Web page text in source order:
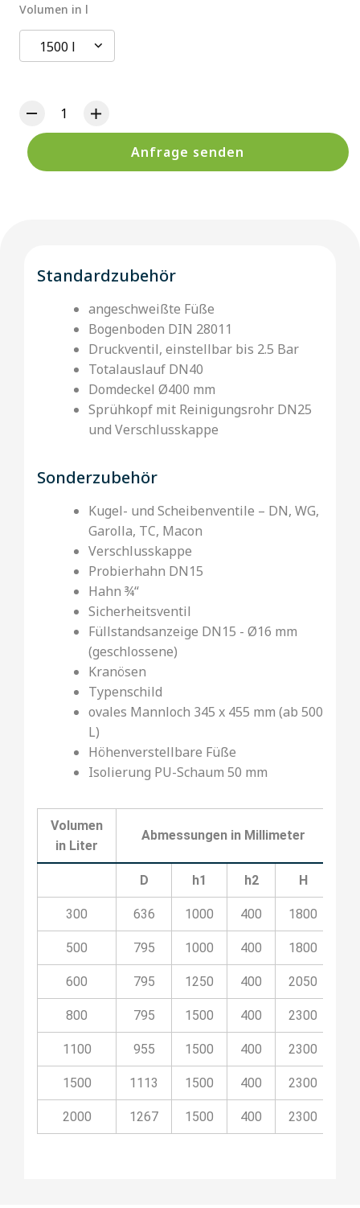
Volumen in l
1500 l
Anfrage senden
Standardzubehör
angeschweißte Füße
Bogenboden DIN 28011
Druckventil, einstellbar bis 2.5 Bar
Totalauslauf DN40
Domdeckel Ø400 mm
Sprühkopf mit Reinigungsrohr DN25
und Verschlusskappe
Sonderzubehör
Kugel- und Scheibenventile – DN, WG,
Garolla, TC, Macon
Verschlusskappe
Probierhahn DN15
Hahn ¾“
Sicherheitsventil
Füllstandsanzeige DN15 - Ø16 mm
(geschlossene)
Kranösen
Typenschild
ovales Mannloch 345 x 455 mm (ab 500
L)
Höhenverstellbare Füße
Isolierung PU-Schaum 50 mm
Volumen
in Liter
Abmessungen in Millimeter
D h1 h2 H
300 636 1000 400 1800
500 795 1000 400 1800
600 795 1250 400 2050
800 795 1500 400 2300
1100 955 1500 400 2300
1500 1113 1500 400 2300
2000 1267 1500 400 2300